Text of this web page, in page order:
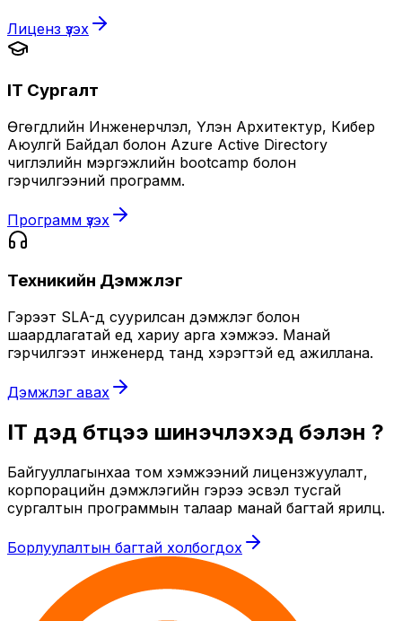
Лиценз үзэх
IT Сургалт
Өгөгдлийн Инженерчлэл, Үүлэн Архитектур, Кибер
Аюулгүй Байдал болон Azure Active Directory
чиглэлийн мэргэжлийн bootcamp болон
гэрчилгээний программ.
Программ үзэх
Техникийн Дэмжлэг
Гэрээт SLA-д суурилсан дэмжлэг болон
шаардлагатай үед хариу арга хэмжээ. Манай
гэрчилгээт инженерүүд танд хэрэгтэй үед ажиллана.
Дэмжлэг авах
IT дэд бүтцээ шинэчлэхэд бэлэн үү?
Байгууллагынхаа том хэмжээний лицензжуулалт,
корпорацийн дэмжлэгийн гэрээ эсвэл тусгай
сургалтын программын талаар манай багтай ярилц.
Борлуулалтын багтай холбогдох